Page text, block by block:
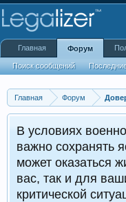
Главная Форум
В условиях
важно сохранять
может оказаться
вас, так и для
критической
Главная Форум
Поиск сообщений